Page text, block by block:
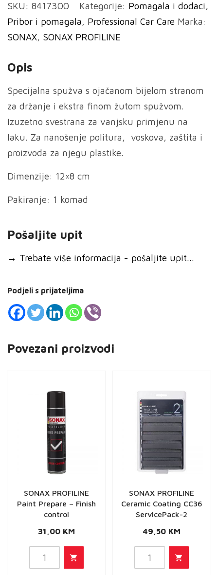
nanošenje
politure
količina
SKU: 8417300 Kategorije: Pomagala i dodaci,
Pribor i pomagala, Professional Car Care Marka:
SONAX, SONAX PROFILINE
Opis
Specijalna spužva s ojačanom bijelom stranom
za držanje i ekstra finom žutom spužvom.
Izuzetno svestrana za vanjsku primjenu na
laku. Za nanošenje politura, voskova, zaštita i
proizvoda za njegu plastike.
Dimenzije: 12×8 cm
Pakiranje: 1 komad
Pošaljite upit
→ Trebate više informacija - pošaljite upit...
Podjeli s prijateljima
Povezani proizvodi
SONAX PROFILINE
Paint Prepare – Finish
control
31,00 KM
SONAX
PROFILINE
SONAX PROFILINE
Ceramic Coating CC36
ServicePack-2
49,50 KM
SONAX
PROFILINE